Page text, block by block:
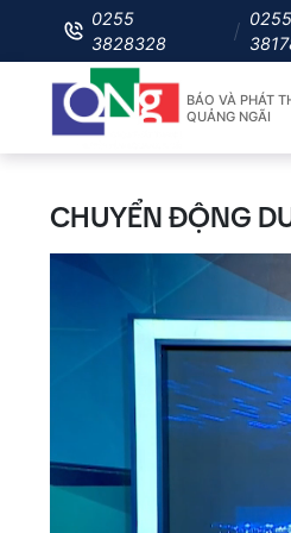
0255
3828328
0255
BÁO VÀ PHÁT
QUẢNG NGÃI
CHUYỂN ĐỘNG